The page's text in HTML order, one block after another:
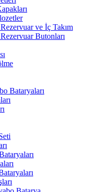
ve İç Takım
Butonları
Bataryaları